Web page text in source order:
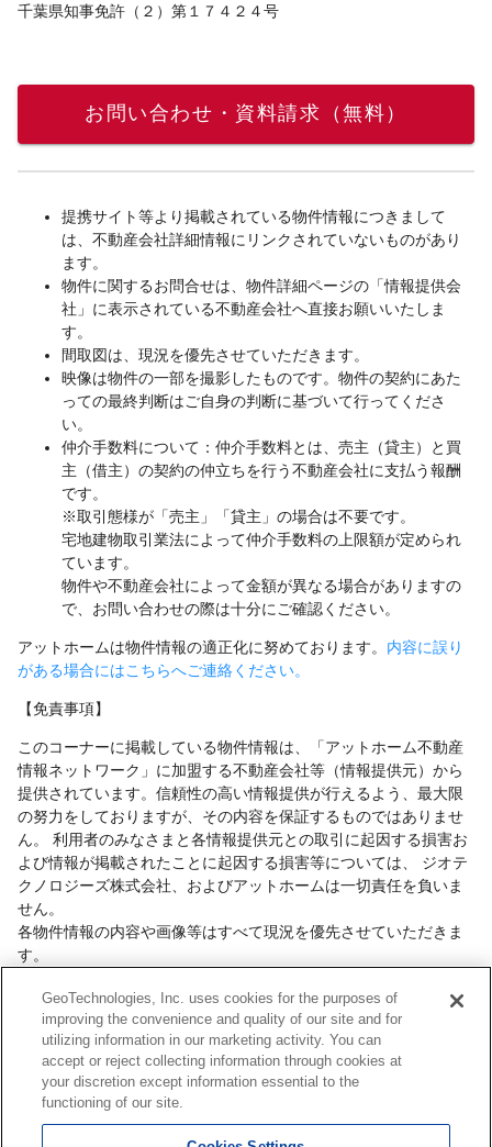
千葉県知事免許（２）第１７４２４号
お問い合わせ・資料請求（無料）
提携サイト等より掲載されている物件情報につきまして
は、不動産会社詳細情報にリンクされていないものがあり
ます。
物件に関するお問合せは、物件詳細ページの「情報提供会
社」に表示されている不動産会社へ直接お願いいたしま
す。
間取図は、現況を優先させていただきます。
映像は物件の一部を撮影したものです。物件の契約にあた
っての最終判断はご自身の判断に基づいて行ってくださ
い。
仲介手数料について：仲介手数料とは、売主（貸主）と買
主（借主）の契約の仲立ちを行う不動産会社に支払う報酬
です。
※取引態様が「売主」「貸主」の場合は不要です。
宅地建物取引業法によって仲介手数料の上限額が定められ
ています。
物件や不動産会社によって金額が異なる場合がありますの
で、お問い合わせの際は十分にご確認ください。
アットホームは物件情報の適正化に努めております。 内容に誤り
がある場合にはこちらへご連絡ください。
【免責事項】
このコーナーに掲載している物件情報は、「アットホーム不動産
情報ネットワーク」に加盟する不動産会社等（情報提供元）から
提供されています。信頼性の高い情報提供が行えるよう、最大限
の努力をしておりますが、その内容を保証するものではありませ
ん。 利用者のみなさまと各情報提供元との取引に起因する損害お
よび情報が掲載されたことに起因する損害等については、 ジオテ
クノロジーズ株式会社、およびアットホームは一切責任を負いま
せん。
各物件情報の内容や画像等はすべて現況を優先させていただきま
す。
容や契約条件等について、 各情報提供元より十分な説明を受け、
ご自身でご確認の上、判断してください。
このコーナーへの物件情報のご掲載、その他不動産業務ソリュー
ション等についての不動産会社様のお問合せはこちら からお願い
いたします。
GeoTechnologies, Inc. uses cookies for the purposes of
improving the convenience and quality of our site and for
utilizing information in our marketing activity. You can
accept or reject collecting information through cookies at
your discretion except information essential to the
functioning of our site.